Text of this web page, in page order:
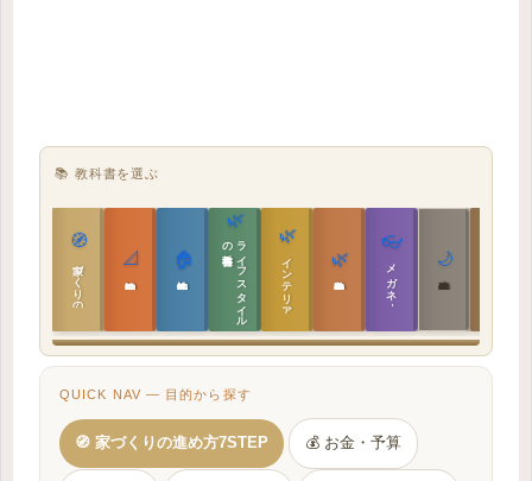
📚 教科書を選ぶ
🧭
家づくりの教科書 📐
実施設計の教科書
🏠
性能設計の教科書
🌿
ラ
イ
フ
ス
タ
イ
ル
の
教科書 🌿
インテリア設計 🌿
敷地設計の教科書
👓
メガネ｜転職 🌙
建築思想の教科書
QUICK NAV — 目的から探す
🧭 家づくりの進め方7STEP 💰 お金・予算